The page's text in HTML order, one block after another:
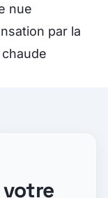
nue
par la
votre